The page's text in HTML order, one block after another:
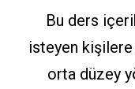
Bu ders
isteyen kişilere
orta düzey